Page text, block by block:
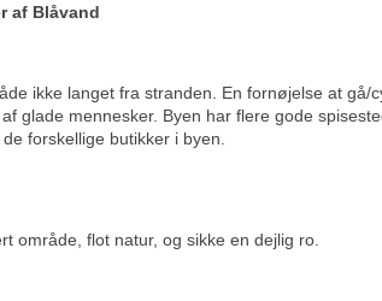
af Blåvand
ikke langet fra stranden. En fornøjelse at
glade mennesker. Byen har flere gode
forskellige butikker i byen.
område, flot natur, og sikke en dejlig ro.